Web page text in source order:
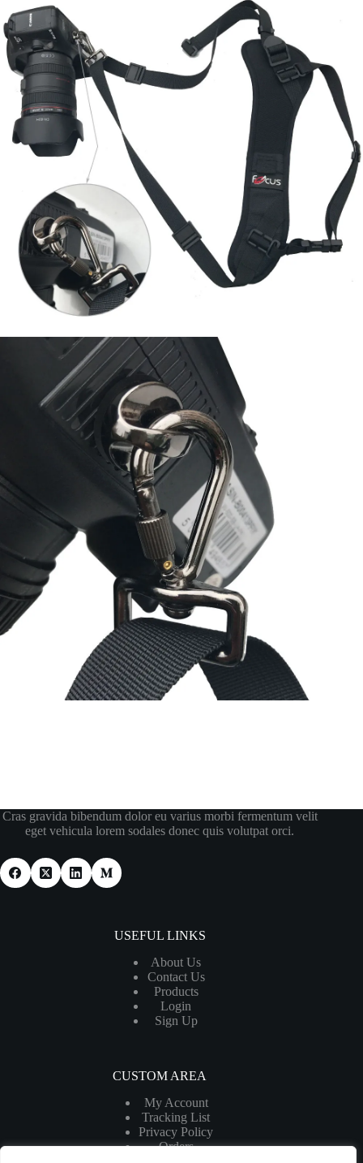
Cras gravida bibendum dolor eu varius morbi fermentum velit
eget vehicula lorem sodales donec quis volutpat orci.
USEFUL LINKS
About Us
Contact Us
Products
Login
Sign Up
CUSTOM AREA
My Account
Tracking List
Privacy Policy
Orders